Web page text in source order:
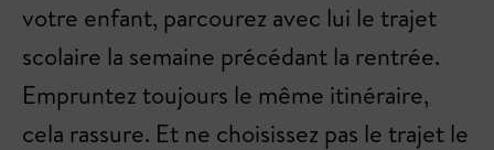
votre enfant, parcourez avec lui le trajet
scolaire la semaine précédant la rentrée.
Empruntez toujours le même itinéraire,
cela rassure. Et ne choisissez pas le trajet le